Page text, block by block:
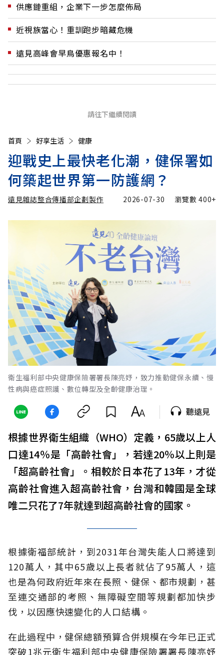
供應鏈重組，企業下一步怎麼佈局
近視族當心！重訓跑步暗藏危機
遠見高峰會早鳥優惠報名中！
請往下繼續閱讀
首頁 好享生活 健康
迎戰史上最快老化潮，健保署如
何築起世界第一防護網？
遠見雜誌整合傳播部企劃製作 2026-07-30 瀏覽數400+
衛生福利部中央健康保險署署長陳亮妤，致力推動健保永續、慢
性病與癌症照護、數位轉型及全齡健康治理。
聽遠見
根據世界衛生組織（WHO）定義，65歲以上人
口達14％是「高齡社會」，若達20％以上則是
「超高齡社會」。相較於日本花了13年，才從
高齡社會進入超高齡社會，台灣和韓國是全球
唯二只花了7年就達到超高齡社會的國家。
根據衛福部統計，到2031年台灣失能人口將達到
120萬人，其中65歲以上長者就佔了95萬人，這
也是為何政府近年來在長照、健保、都市規劃，甚
至連交通部的考照、無障礙空間等規劃都加快步
伐，以因應快速變化的人口結構。
在此過程中，健保總額預算合併規模在今年已正式
突破1兆元衛生福利部中央健康保險署署長陳亮妤